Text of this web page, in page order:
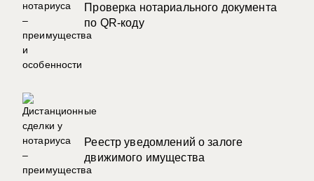
Проверка нотариального документа
по QR-коду
Реестр уведомлений о залоге
движимого имущества